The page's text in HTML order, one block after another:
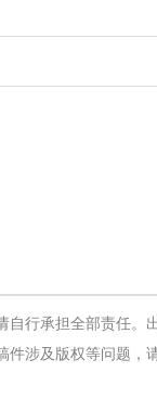
自行承担全部责任。
涉及版权等问题，